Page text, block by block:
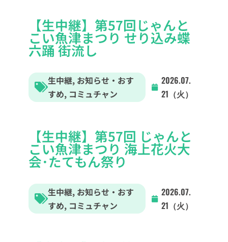
【生中継】第57回じゃんと
こい魚津まつり せり込み蝶
六踊 街流し
生中継, お知らせ・おす
すめ, コミュチャン
2026.07.
21（火）
【生中継】第57回 じゃんと
こい魚津まつり 海上花火大
会･たてもん祭り
生中継, お知らせ・おす
すめ, コミュチャン
2026.07.
21（火）